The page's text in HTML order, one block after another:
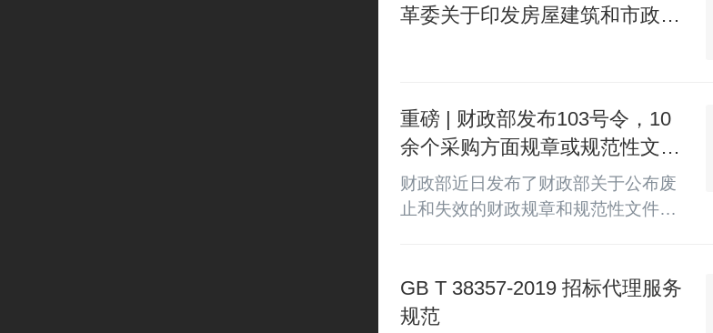
革委关于印发房屋建筑和市政基
重磅 | 财政部发布103号令，10
余个采购方面规章或规范性文件
失效
财政部近日发布了财政部关于公布废
止和失效的财政规章和规范性文件目
“103”号令），经过清理，103号令确
定废止和失效的财政规章和规范性文
GB T 38357-2019 招标代理服务
规范